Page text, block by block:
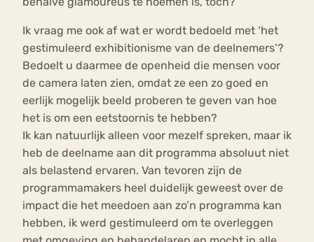
Ik vraag me ook af wat er wordt bedoeld met ‘het
gestimuleerd exhibitionisme van de deelnemers’?
Bedoelt u daarmee de openheid die mensen voor
de camera laten zien, omdat ze een zo goed en
eerlijk mogelijk beeld proberen te geven van hoe
het is om een eetstoornis te hebben?
Ik kan natuurlijk alleen voor mezelf spreken, maar ik
heb de deelname aan dit programma absoluut niet
als belastend ervaren. Van tevoren zijn de
programmamakers heel duidelijk geweest over de
impact die het meedoen aan zo’n programma kan
hebben, ik werd gestimuleerd om te overleggen